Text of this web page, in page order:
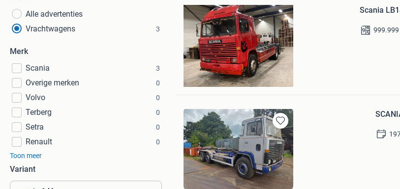
Alle advertenties
Vrachtwagens
3
Merk
Scania
3
Overige merken 0
Volvo 0
Terberg 0
Setra 0
Renault
0
Toon meer
Variant
Mijn
Favorieten
Scania
999.999
VSB Trucks
Druten
Bewaren
in
Mijn
Favorieten
W.MEIJER BEDRIJFSAUTO BV.
Amsterdam